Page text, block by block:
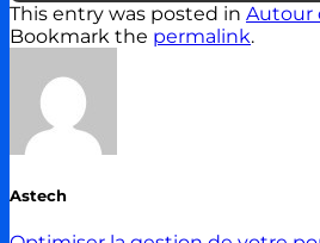
This entry was posted in Autour
Bookmark the permalink.
Astech